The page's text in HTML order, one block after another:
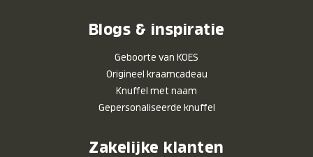
Blogs & inspiratie
Geboorte van KOES
Origineel kraamcadeau
Knuffel met naam
Gepersonaliseerde knuffel
Zakelijke klanten